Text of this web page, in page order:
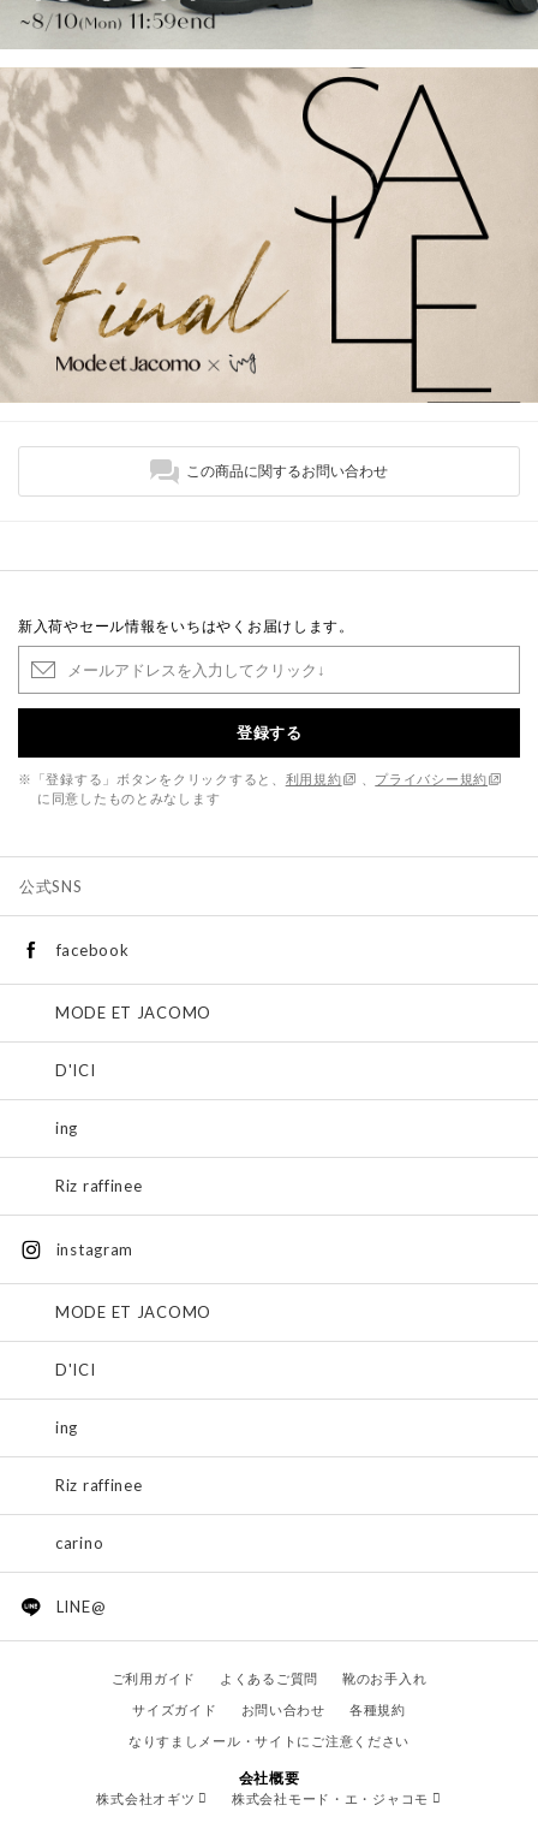
この商品に関するお問い合わせ
新入荷やセール情報をいちはやくお届けします。
登録する
※「登録する」ボタンをクリックすると、 利用規約
プライバシー規約
に同意したものとみなします
公式SNS
facebook
MODE ET JACOMO
D'ICI
ing
Riz raffinee
instagram
MODE ET JACOMO
D'ICI
ing
Riz raffinee
carino
LINE@
ご利用ガイド よくあるご質問
靴のお手入れ
サイズガイド
お問い合わせ
各種規約
なりすましメール・サイトにご注意ください
会社概要
株式会社オギツ
株式会社モード・エ・ジャコモ